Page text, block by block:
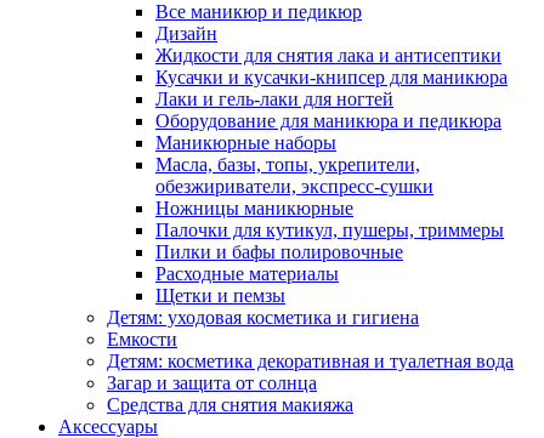
Все маникюр и педикюр
Дизайн
Жидкости для снятия лака и антисептики
Кусачки и кусачки-книпсер для маникюра
Лаки и гель-лаки для ногтей
Оборудование для маникюра и педикюра
Маникюрные наборы
Масла, базы, топы, укрепители,
обезжириватели, экспресс-сушки
Ножницы маникюрные
Палочки для кутикул, пушеры, триммеры
Пилки и бафы полировочные
Расходные материалы
Щетки и пемзы
Детям: уходовая косметика и гигиена
Емкости
Детям: косметика декоративная и туалетная вода
Загар и защита от солнца
Средства для снятия макияжа
Аксессуары